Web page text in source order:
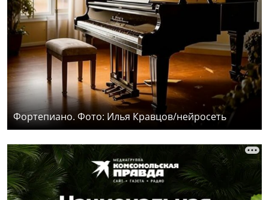
Фортепиано. Фото: Илья Кравцов/нейросеть